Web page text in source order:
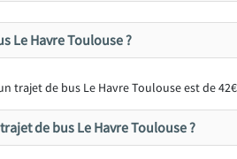
Le Havre Toulouse ?
trajet de bus Le Havre Toulouse est de
de bus Le Havre Toulouse ?